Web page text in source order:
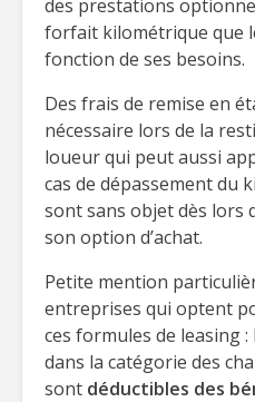
des prestations
forfait kilométrique que
fonction de ses besoins.
Des frais de remise en
nécessaire lors de la
loueur qui peut aussi
cas de dépassement du
sont sans objet dès lors
son option d’achat.
Petite mention
entreprises qui optent
ces formules de leasing
dans la catégorie des
sont déductibles des